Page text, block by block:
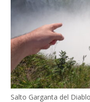
Salto Garganta del Diablo